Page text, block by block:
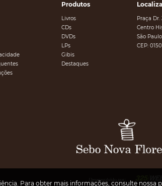
Para obter mais informações, consulte nossa
Produtos
Livros
CDs
DVDs
LPs
Gibis
Destaques
Praça
Centro
São
CEP: